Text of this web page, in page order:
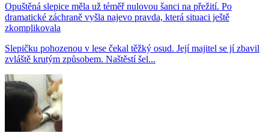
Opuštěná slepice měla už téměř nulovou šanci na přežití. Po
dramatické záchraně vyšla najevo pravda, která situaci ještě
zkomplikovala
Slepičku pohozenou v lese čekal těžký osud. Její majitel se jí zbavil
zvláště krutým způsobem. Naštěstí šel...